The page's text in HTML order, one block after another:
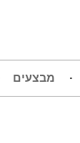
מבצעים